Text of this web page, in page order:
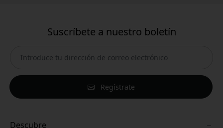
Suscríbete a nuestro boletín
Regístrate
Descubre